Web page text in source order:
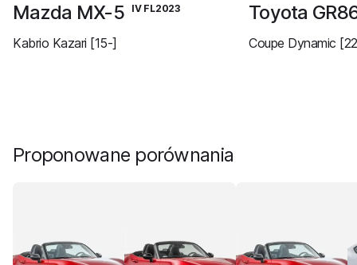
Mazda MX-5 IV FL2023
Kabrio Kazari [15-]
Toyota
Coupe Dynamic
Proponowane porównania